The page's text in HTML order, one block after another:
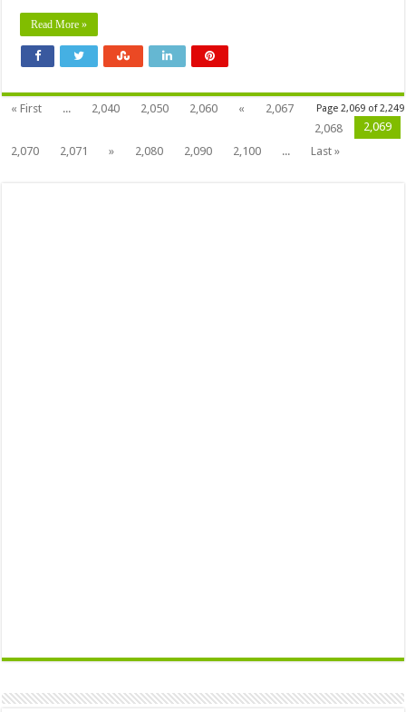
Read More »
Page 2,069 of 2,249
« First ... 2,040 2,050 2,060 «
2,067
2,068
2,069
2,070
2,071 » 2,080 2,090 2,100 ... Last »